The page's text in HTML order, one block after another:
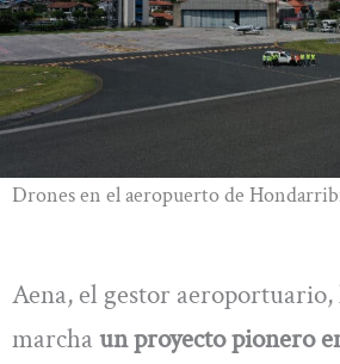
Drones en el aeropuerto de
Aena, el gestor aeroportuario,
marcha un proyecto pionero